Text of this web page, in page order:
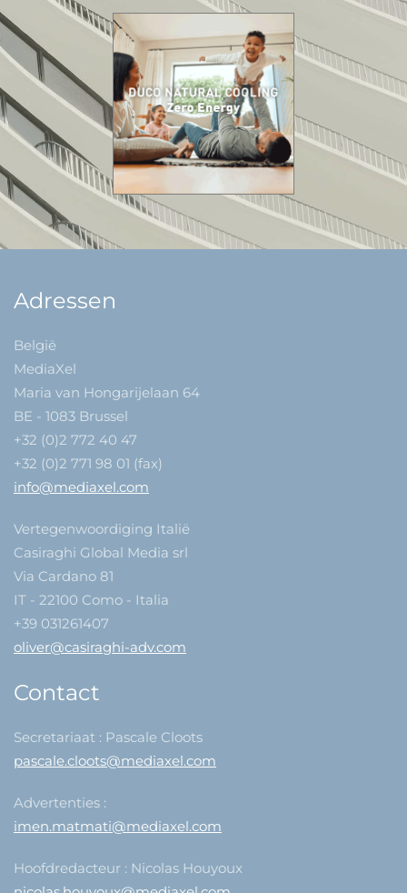
Adressen
België
MediaXel
Maria van Hongarijelaan 64
BE - 1083 Brussel
+32 (0)2 772 40 47
+32 (0)2 771 98 01 (fax)
info@mediaxel.com
Vertegenwoordiging Italië
Casiraghi Global Media srl
Via Cardano 81
IT - 22100 Como - Italia
+39 031261407
oliver@casiraghi-adv.com
Contact
Secretariaat : Pascale Cloots
pascale.cloots@mediaxel.com
Advertenties :
imen.matmati@mediaxel.com
Hoofdredacteur : Nicolas Houyoux